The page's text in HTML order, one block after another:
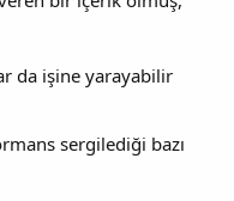
da işine yarayabilir
sergilediği bazı